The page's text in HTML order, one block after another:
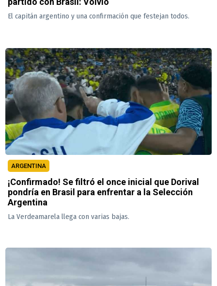
El capitán argentino y una confirmación que festejan todos.
ARGENTINA
¡Confirmado! Se filtró el once inicial que Dorival
pondría en Brasil para enfrentar a la Selección
Argentina
La Verdeamarela llega con varias bajas.